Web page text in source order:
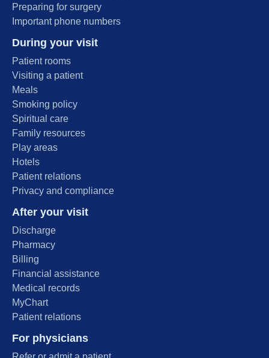
Preparing for surgery
Important phone numbers
During your visit
Patient rooms
Visiting a patient
Meals
Smoking policy
Spiritual care
Family resources
Play areas
Hotels
Patient relations
Privacy and compliance
After your visit
Discharge
Pharmacy
Billing
Financial assistance
Medical records
MyChart
Patient relations
For physicians